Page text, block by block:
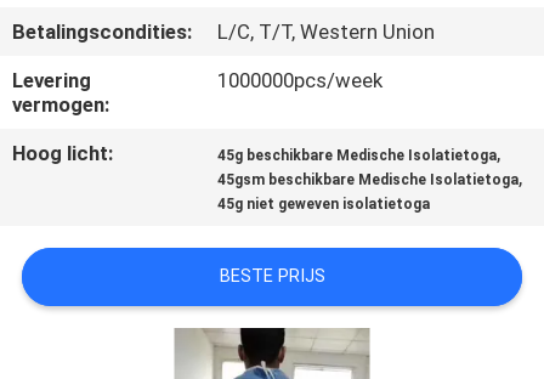
VERZOEK
OM EEN
CITAAT
PRIVACY
POLICY
Betalingscondities:
L/C, T/T, Western Union
Levering
vermogen:
1000000pcs/week
Hoog licht: 45g beschikbare Medische Isolatietoga,
45gsm beschikbare Medische Isolatietoga,
45g niet geweven isolatietoga
BESTE PRIJS